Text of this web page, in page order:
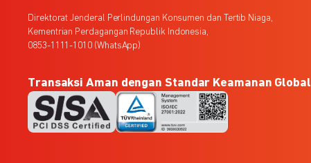
Direktorat Jenderal Perlindungan Konsumen dan Tertib Niaga,
Kementrian Perdagangan Republik Indonesia,
0853-1111-1010 (WhatsApp)
Transaksi Aman dengan Standar Keamanan Global